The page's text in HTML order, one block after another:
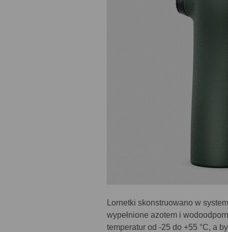
Lornetki skonstruowano w
wypełnione azotem i
temperatur od -25 do +55 °C, a